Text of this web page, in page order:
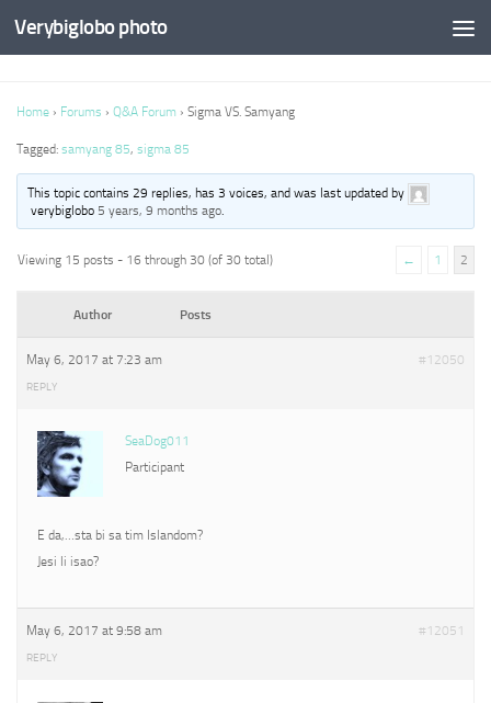
Verybiglobo photo
Home › Forums › Q&A Forum › Sigma VS. Samyang
Tagged: samyang 85, sigma 85
This topic contains 29 replies, has 3 voices, and was last updated by
verybiglobo 5 years, 9 months ago.
Viewing 15 posts - 16 through 30 (of 30 total) ← 1 2
Author Posts
May 6, 2017 at 7:23 am #12050
REPLY
SeaDog011
Participant
E da,…sta bi sa tim Islandom?
Jesi li isao?
May 6, 2017 at 9:58 am #12051
REPLY